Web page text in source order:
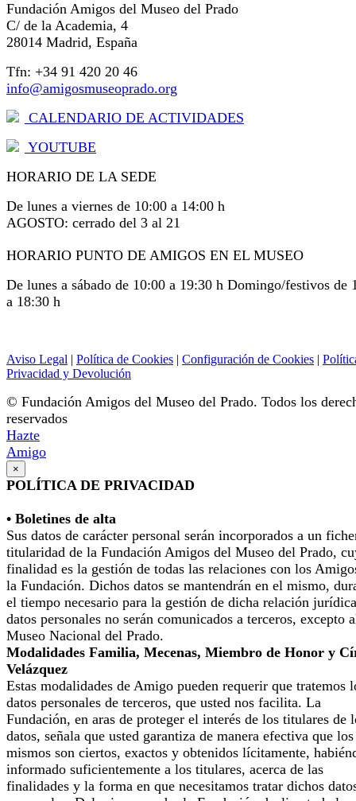
Fundación Amigos del Museo del Prado
C/ de la Academia, 4
28014 Madrid, España
Tfn: +34 91 420 20 46
info@amigosmuseoprado.org
CALENDARIO DE ACTIVIDADES
YOUTUBE
HORARIO DE LA SEDE
De lunes a viernes de 10:00 a 14:00 h
AGOSTO: cerrado del 3 al 21
HORARIO PUNTO DE AMIGOS EN EL MUSEO
De lunes a sábado de 10:00 a 19:30 h Domingo/festivos de
a 18:30 h
Aviso Legal | Política de Cookies | Configuración de Cookies |
Privacidad y Devolución
© Fundación Amigos del Museo del Prado. Todos los
reservados
Hazte
Amigo
×
POLÍTICA DE PRIVACIDAD
• Boletines de alta
Sus datos de carácter personal serán incorporados a un
titularidad de la Fundación Amigos del Museo del Prado,
finalidad es la gestión de todas las relaciones con los
la Fundación. Dichos datos se mantendrán en el mismo,
el tiempo necesario para la gestión de dicha relación
datos personales no serán comunicados a terceros, excepto
Museo Nacional del Prado.
Modalidades Familia, Mecenas, Miembro de Honor y
Velázquez
Estas modalidades de Amigo pueden requerir que tratemos
datos personales de terceros, que usted nos facilita. La
Fundación, en aras de proteger el interés de los titulares de
datos, señala que usted garantiza de manera efectiva que los
mismos son ciertos, exactos y obtenidos lícitamente,
informado suficientemente a los titulares, acerca de las
finalidades y la forma en que necesitamos tratar dichos